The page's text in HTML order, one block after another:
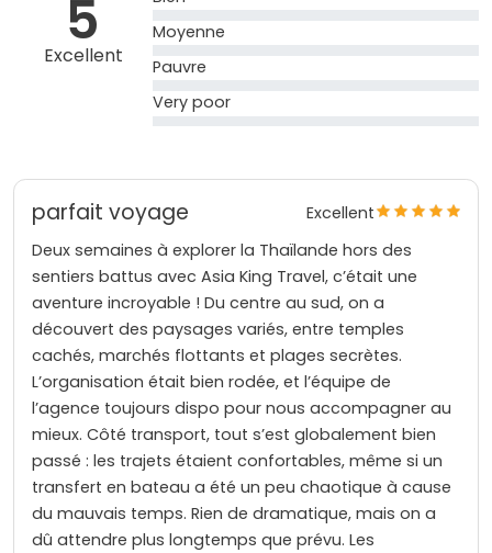
5
Excellent
Moyenne
Pauvre
Very poor
parfait voyage
Excellent
Deux semaines à explorer la Thaïlande hors des
sentiers battus avec Asia King Travel, c’était une
aventure incroyable ! Du centre au sud, on a
découvert des paysages variés, entre temples
cachés, marchés flottants et plages secrètes.
L’organisation était bien rodée, et l’équipe de
l’agence toujours dispo pour nous accompagner au
mieux. Côté transport, tout s’est globalement bien
passé : les trajets étaient confortables, même si un
transfert en bateau a été un peu chaotique à cause
du mauvais temps. Rien de dramatique, mais on a
dû attendre plus longtemps que prévu. Les